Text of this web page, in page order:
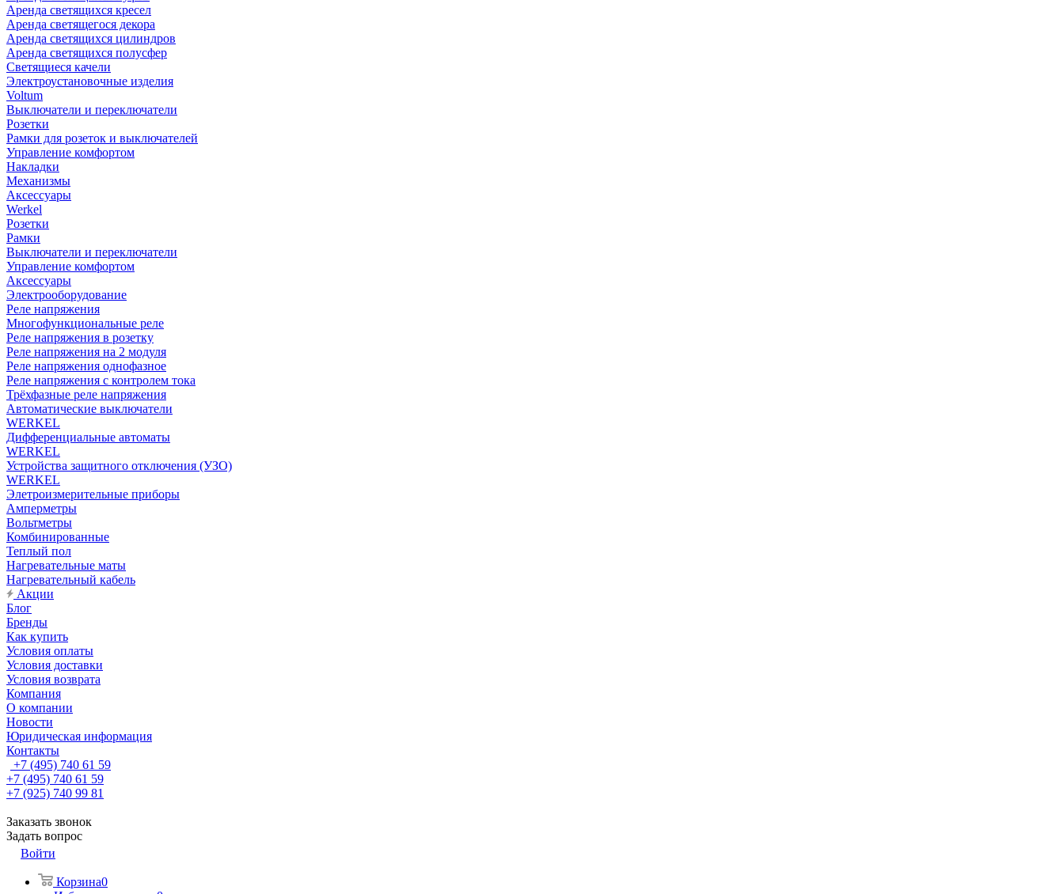
Аренда светящихся кресел
Аренда светящегося декора
Аренда светящихся цилиндров
Аренда светящихся полусфер
Светящиеся качели
Электроустановочные изделия
Voltum
Выключатели и переключатели
Розетки
Рамки для розеток и выключателей
Управление комфортом
Накладки
Механизмы
Аксессуары
Werkel
Розетки
Рамки
Выключатели и переключатели
Управление комфортом
Аксессуары
Электрооборудование
Реле напряжения
Многофункциональные реле
Реле напряжения в розетку
Реле напряжения на 2 модуля
Реле напряжения однофазное
Реле напряжения с контролем тока
Трёхфазные реле напряжения
Автоматические выключатели
WERKEL
Дифференциальные автоматы
WERKEL
Устройства защитного отключения (УЗО)
WERKEL
Элетроизмерительные приборы
Амперметры
Вольтметры
Комбинированные
Теплый пол
Нагревательные маты
Нагревательный кабель
Акции
Блог
Бренды
Как купить
Условия оплаты
Условия доставки
Условия возврата
Компания
О компании
Новости
Юридическая информация
Контакты
+7 (495) 740 61 59
+7 (495) 740 61 59
+7 (925) 740 99 81
Заказать звонок
Задать вопрос
Войти
Корзина0